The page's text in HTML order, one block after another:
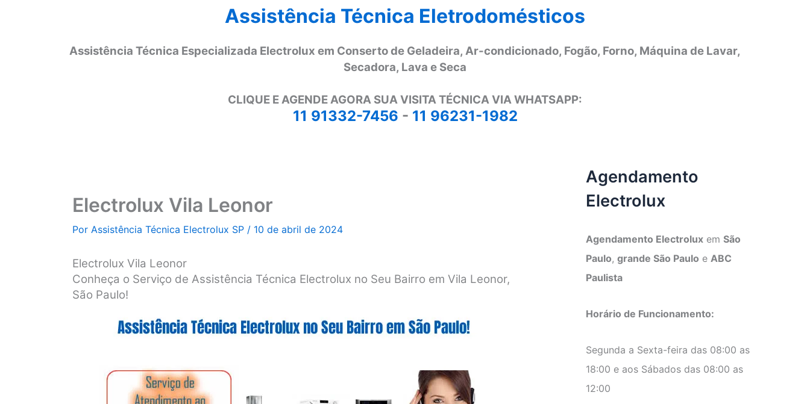
Assistência Técnica Eletrodomésticos
Assistência Técnica Especializada Electrolux em Conserto de Geladeira, Ar-condicionado, Fogão, Forno, Máquina de Lavar,
Secadora, Lava e Seca
CLIQUE E AGENDE AGORA SUA VISITA TÉCNICA VIA WHATSAPP:
11 91332-7456 - 11 96231-1982
Electrolux Vila Leonor
Por Assistência Técnica Electrolux SP / 10 de abril de 2024
Electrolux Vila Leonor
Conheça o Serviço de Assistência Técnica Electrolux no Seu Bairro em Vila Leonor,
São Paulo!
Agendamento
Electrolux
Agendamento Electrolux em São
Paulo, grande São Paulo e ABC
Paulista
Horário de Funcionamento:
Segunda a Sexta-feira das 08:00 as
18:00 e aos Sábados das 08:00 as
12:00